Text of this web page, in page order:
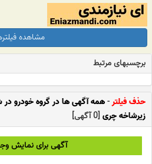
مشاهده
برچسبهای مرتبط
حذف فیلتر-همه آگهی ها در گروه خودرو
زیرشاخه چری [0 آگهی]
آگهی برای نمایش